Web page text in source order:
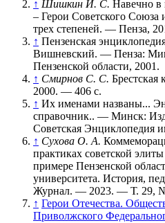
↑ Шишкин И. С. Навечно в
– Герои Советского Союза
трех степеней. — Пенза,
↑ Пензенская
Вишневский. — Пенза:
Пензенской области, 2001.
↑ Смирнов С. С. Брестская
2000. — 406 с.
↑ Их именами названы...
справочник.. — Минск:
Советская Энциклопедия
↑ Сухова О. А.
практиках советской
примере Пензенской
университета. История,
Журнал. — 2023. — Т. 29,
↑ Герои Отечества.
Приволжского